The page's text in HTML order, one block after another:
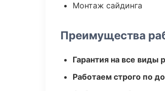
Монтаж сайдинга
Преимущества
Гарантия на все виды
Работаем строго по